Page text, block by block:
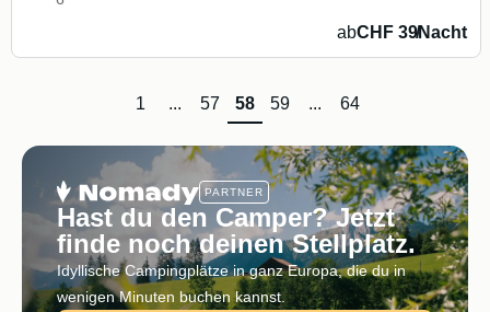
abCHF 39/Nacht
1 ... 57 58 59 ... 64
PARTNER
Hast du den Camper? Jetzt
finde noch deinen Stellplatz.
Idyllische Campingplätze in ganz Europa, die du in
wenigen Minuten buchen kannst.